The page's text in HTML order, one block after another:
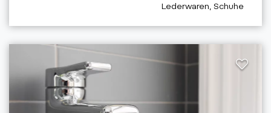
aria.poi_category_prefix
Lederwaren, Schuhe